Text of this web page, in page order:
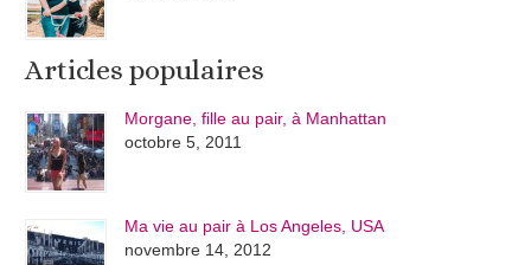
Articles populaires
Morgane, fille au pair, à Manhattan
octobre 5, 2011
Ma vie au pair à Los Angeles, USA
novembre 14, 2012